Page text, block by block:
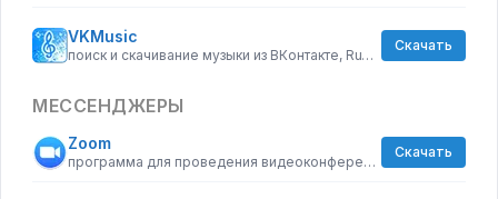
VKMusic
поиск и скачивание музыки из ВКонтакте, RuTube и YouTube
Скачать
МЕССЕНДЖЕРЫ
Zoom
программа для проведения видеоконференций любой сложности
Скачать